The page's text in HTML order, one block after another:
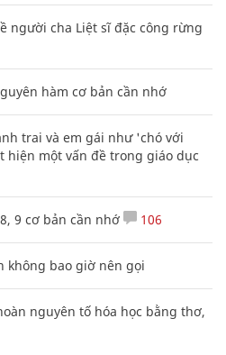
người cha Liệt sĩ đặc công rừng
hàm cơ bản cần nhớ
trai và em gái như 'chó với
hiện một vấn đề trong giáo dục
9 cơ bản cần nhớ 106
không bao giờ nên gọi
nguyên tố hóa học bằng thơ,